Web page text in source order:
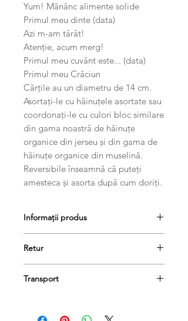
Yum! Mănânc alimente solide
Primul meu dinte (data)
Azi m-am târât!
Atenție, acum merg!
Primul meu cuvânt este... (data)
Primul meu Crăciun
Cărțile au un diametru de 14 cm.
Asortați-le cu hăinuțele asortate sau
coordonați-le cu culori bloc similare
din gama noastră de hăinuțe
organice din jerseu și din gama de
hăinuțe organice din muselină.
Reversibile înseamnă că puteți
amesteca și asorta după cum doriți.
Informații produs
Retur
de 14 de zile, dacă păstrați etichetele
Transport
în termen de 1-3 zile lucrătoare.